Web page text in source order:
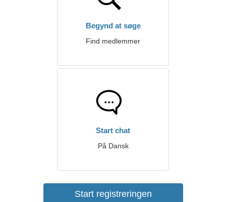
Begynd at søge
Find medlemmer
Start chat
På Dansk
Start registreringen